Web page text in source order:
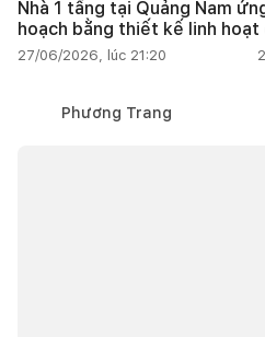
Nhà 1 tầng tại Quảng Nam
hoạch bằng thiết kế linh
27/06/2026, lúc 21:20
Phương Trang